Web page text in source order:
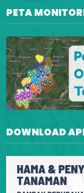
PETA
DOWNLOAD